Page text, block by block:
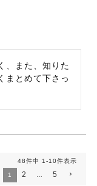
、また、知りた
まとめて下さっ
48件中 1-10件表示
1 2 5